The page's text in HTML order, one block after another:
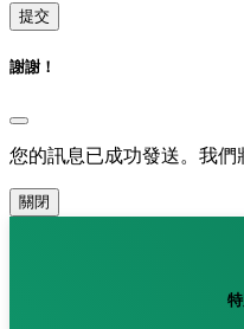
提交
謝謝！
您的訊息已成功發送。我們
關閉